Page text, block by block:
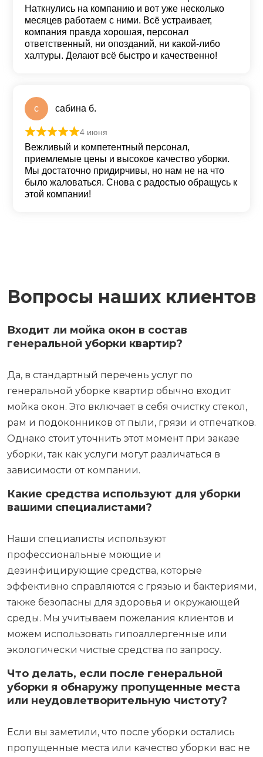
Наткнулись на компанию и вот уже несколько
месяцев работаем с ними. Всё устраивает,
компания правда хорошая, персонал
ответственный, ни опозданий, ни какой-либо
халтуры. Делают всё быстро и качественно!
с сабина б.
Оценка
4 июня
Вежливый и компетентный персонал,
приемлемые цены и высокое качество уборки.
Мы достаточно придирчивы, но нам не на что
было жаловаться. Снова с радостью обращусь к
этой компании!
Вопросы наших клиентов
Входит ли мойка окон в состав
генеральной уборки квартир?
Да, в стандартный перечень услуг по
генеральной уборке квартир обычно входит
мойка окон. Это включает в себя очистку стекол,
рам и подоконников от пыли, грязи и отпечатков.
Однако стоит уточнить этот момент при заказе
уборки, так как услуги могут различаться в
зависимости от компании.
Какие средства используют для уборки
вашими специалистами?
Наши специалисты используют
профессиональные моющие и
дезинфицирующие средства, которые
эффективно справляются с грязью и бактериями,
также безопасны для здоровья и окружающей
среды. Мы учитываем пожелания клиентов и
можем использовать гипоаллергенные или
экологически чистые средства по запросу.
Что делать, если после генеральной
уборки я обнаружу пропущенные места
или неудовлетворительную чистоту?
Если вы заметили, что после уборки остались
пропущенные места или качество уборки вас не